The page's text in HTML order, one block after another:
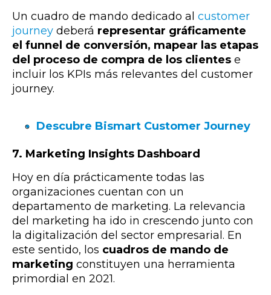
Un cuadro de mando dedicado al customer
journey deberá representar gráficamente
el funnel de conversión, mapear las etapas
del proceso de compra de los clientes e
incluir los KPIs más relevantes del customer
journey.
Descubre Bismart Customer Journey
7. Marketing Insights Dashboard
Hoy en día prácticamente todas las
organizaciones cuentan con un
departamento de marketing. La relevancia
del marketing ha ido in crescendo junto con
la digitalización del sector empresarial. En
este sentido, los cuadros de mando de
marketing constituyen una herramienta
primordial en 2021.